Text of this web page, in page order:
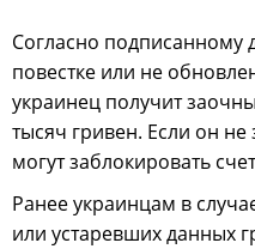
Согласно подписанному
повестке или не
украинец получит
тысяч гривен. Если он
могут заблокировать
Ранее украинцам в
или устаревших данных